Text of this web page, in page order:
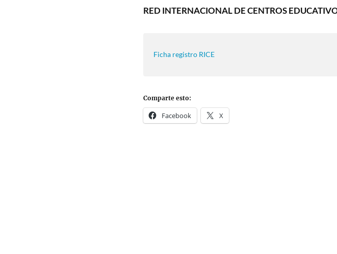
RED INTERNACIONAL DE CENTROS
Ficha registro RICE
Comparte esto:
Facebook X